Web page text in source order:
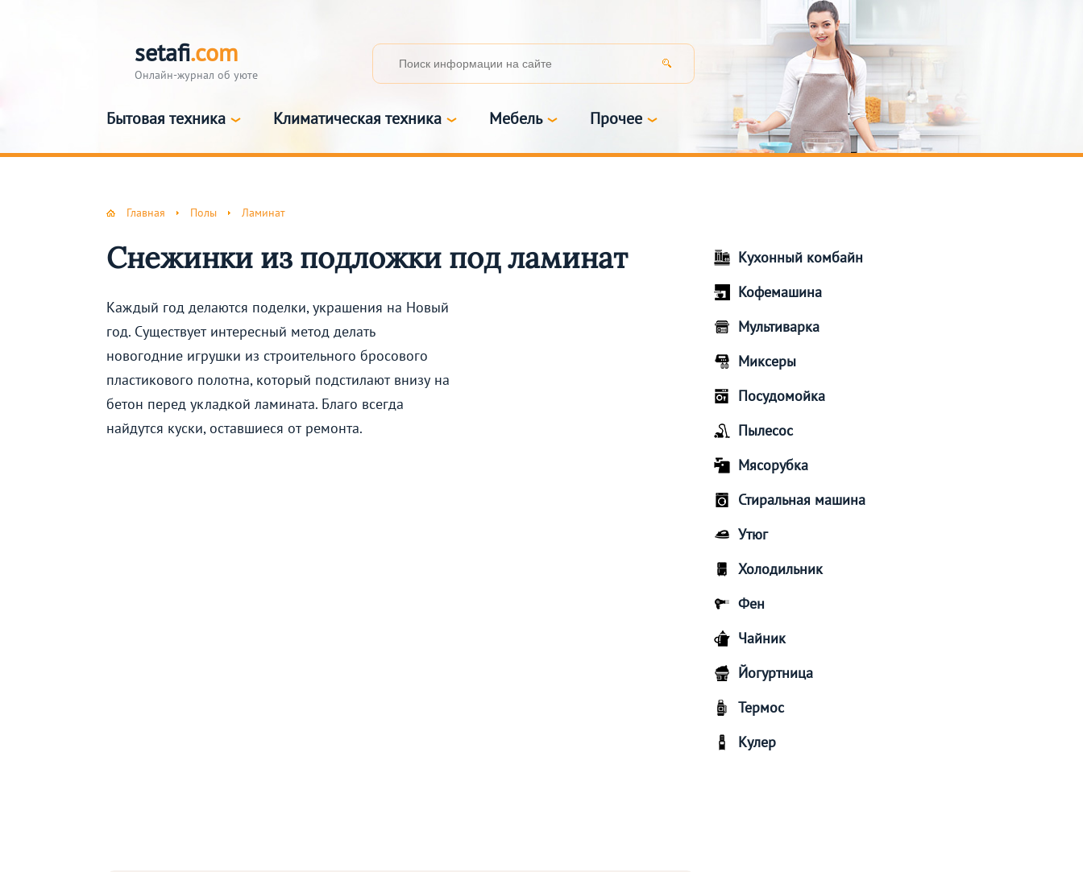
setafi.com
Онлайн-журнал об уюте
Бытовая техника Климатическая техника Мебель Прочее
Главная Полы Ламинат
Снежинки из подложки под ламинат
Каждый год делаются поделки, украшения на Новый
год. Существует интересный метод делать
новогодние игрушки из строительного бросового
пластикового полотна, который подстилают внизу на
бетон перед укладкой ламината. Благо всегда
найдутся куски, оставшиеся от ремонта.
Кухонный комбайн
Кофемашина
Мультиварка
Миксеры
Посудомойка
Пылесос
Мясорубка
Стиральная машина
Утюг
Холодильник
Фен
Чайник
Йогуртница
Термос
Кулер